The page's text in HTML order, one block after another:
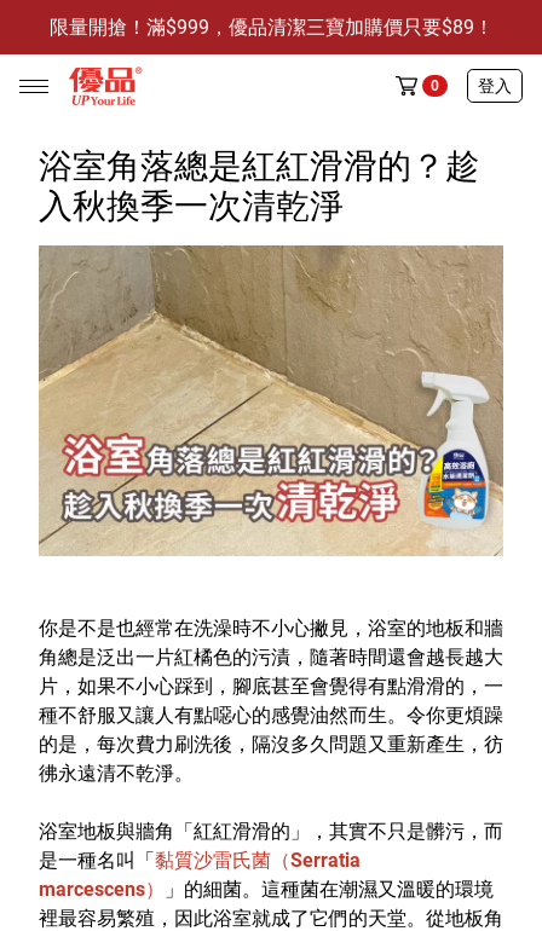
限量開搶！滿$999，優品清潔三寶加購價只要$89！
防霉清潔好幫手-任3件贈保濕抗菌洗手乳
限量開搶！滿$999，優品清潔三寶加購價只要$89！
0 登入
🔥任選1件折9元-新老客戶感恩回饋
商品介紹
限時特賣
防霉清潔好幫手(任3件，贈抗菌保濕洗手乳)
室內外除蟲專區
浴室清潔專區
清潔大掃除專區
精油香氛專區
強效誘引捕黏板
優品x柴語錄
團購專區
浴室角落總是紅紅滑滑的？趁
入秋換季一次清乾淨
你是不是也經常在洗澡時不小心撇見，浴室的地板和牆
角總是泛出一片紅橘色的污漬，隨著時間還會越長越大
片，如果不小心踩到，腳底甚至會覺得有點滑滑的，一
種不舒服又讓人有點噁心的感覺油然而生。令你更煩躁
的是，每次費力刷洗後，隔沒多久問題又重新產生，彷
彿永遠清不乾淨。
浴室地板與牆角「紅紅滑滑的」，其實不只是髒污，而
是一種名叫「黏質沙雷氏菌（Serratia
marcescens）
」的細菌。這種菌在潮濕又溫暖的環境
裡最容易繁殖，因此浴室就成了它們的天堂。從地板角